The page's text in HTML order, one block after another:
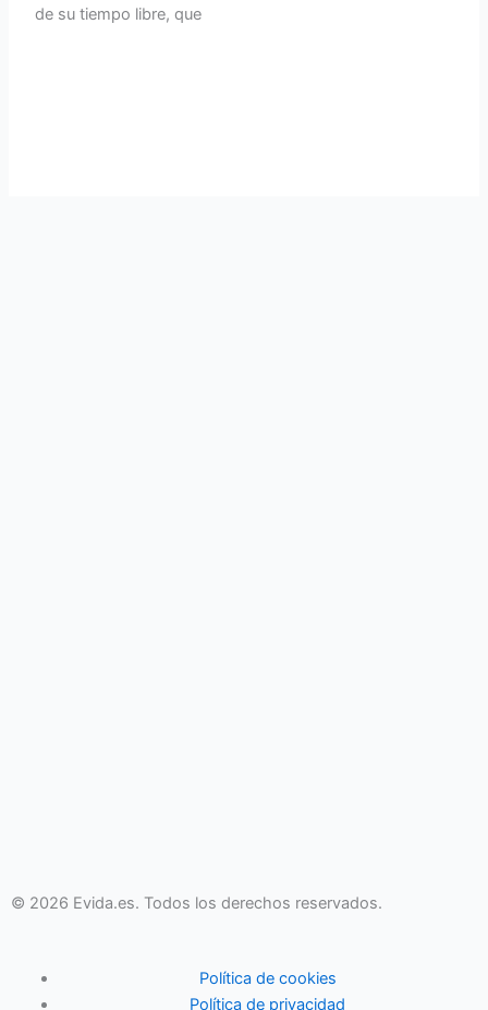
de su tiempo libre, que
© 2026 Evida.es. Todos los derechos reservados.
Política de cookies
Política de privacidad